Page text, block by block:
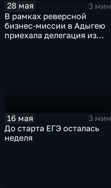
28 мая
3 мин
В рамках реверсной
бизнес-миссии в Адыгею
приехала делегация из
16 мая
3 мин
До старта ЕГЭ осталась
неделя